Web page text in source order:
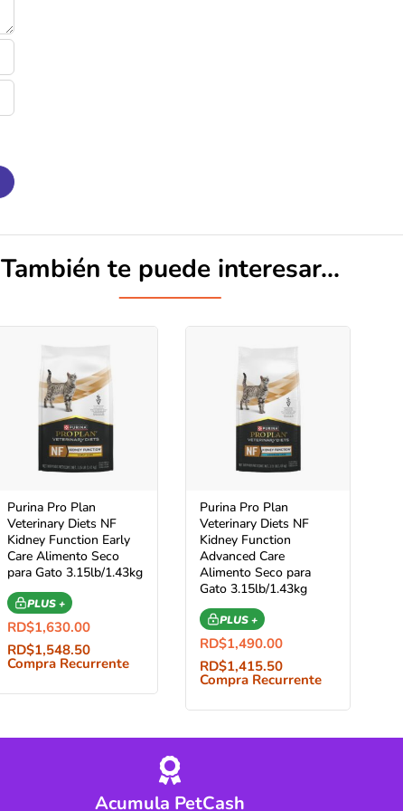
También te puede interesar...
Purina Pro Plan
Veterinary Diets NF
Kidney Function Early
Care Alimento Seco
para Gato 3.15lb/1.43kg
PLUS +
RD$1,630.00
RD$1,548.50
Compra Recurrente
Purina Pro Plan
Veterinary Diets NF
Kidney Function
Advanced Care
Alimento Seco para
Gato 3.15lb/1.43kg
PLUS +
RD$1,490.00
RD$1,415.50
Compra Recurrente
Acumula PetCash